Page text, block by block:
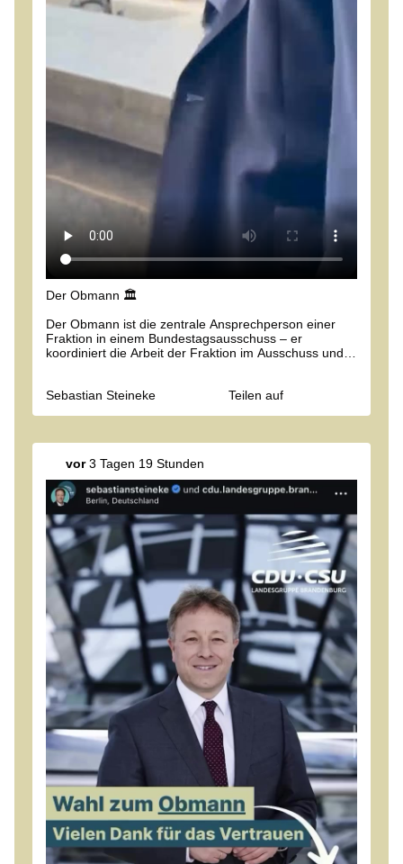
Der Obmann 🏛️
Der Obmann ist die zentrale Ansprechperson einer
Fraktion in einem Bundestagsausschuss – er
koordiniert die Arbeit der Fraktion im Ausschuss und
Sebastian Steineke
Teilen auf
vor3 Tagen 19 Stunden